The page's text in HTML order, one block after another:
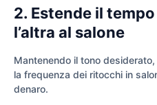
2. Estende il
l’altra al salone
Mantenendo il tono
la frequenza dei ritocchi in
denaro.